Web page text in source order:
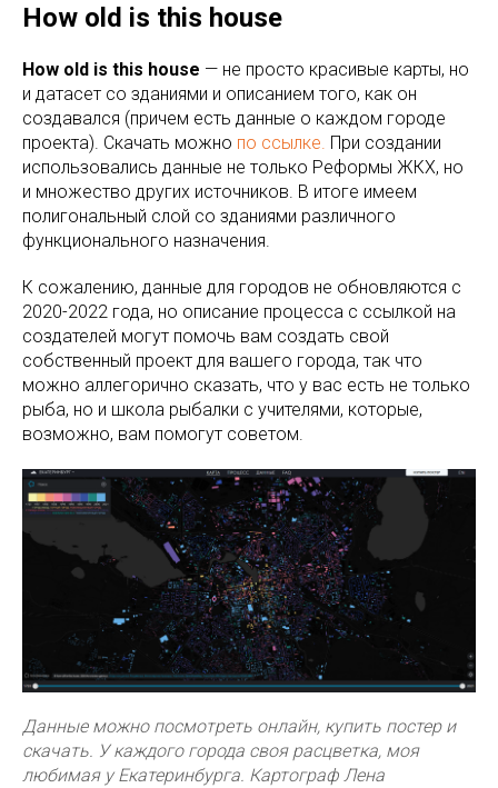
How old is this house
How old is this house — не просто красивые карты, но
и датасет со зданиями и описанием того, как он
создавался (причем есть данные о каждом городе
проекта). Скачать можно по ссылке. При создании
использовались данные не только Реформы ЖКХ, но
и множество других источников. В итоге имеем
полигональный слой со зданиями различного
функционального назначения.
К сожалению, данные для городов не обновляются с
2020-2022 года, но описание процесса с ссылкой на
создателей могут помочь вам создать свой
собственный проект для вашего города, так что
можно аллегорично сказать, что у вас есть не только
рыба, но и школа рыбалки с учителями, которые,
возможно, вам помогут советом.
Данные можно посмотреть онлайн, купить постер и
скачать. У каждого города своя расцветка, моя
любимая у Екатеринбурга. Картограф Лена